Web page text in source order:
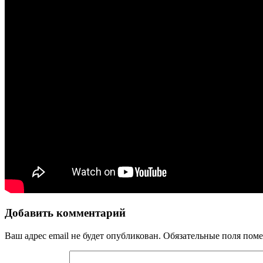
Добавить комментарий
Ваш адрес email не будет опубликован. Обязательные поля